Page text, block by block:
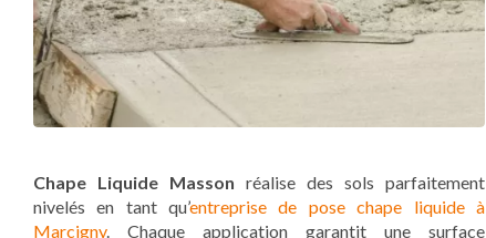
Chape Liquide Masson réalise des sols parfaitement
nivelés en tant qu’entreprise de pose chape liquide à
Marcigny. Chaque application garantit une surface